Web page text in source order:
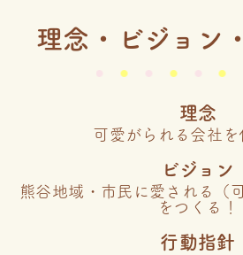
理念・ビジョン
理念
可愛がられる会社を
ビジョン
熊谷地域・市民に愛される（
をつくる！
行動指針